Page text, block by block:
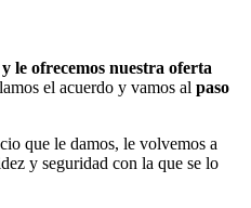
le ofrecemos nuestra oferta
el acuerdo y vamos al paso
que le damos, le volvemos a
y seguridad con la que se lo